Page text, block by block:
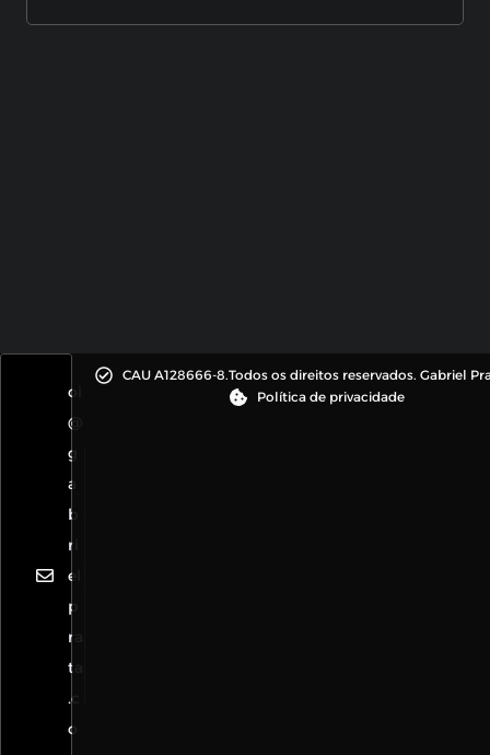
oi
@
g
a
b
ri
el
p
ra
ta
.c
o
CAU A128666-8.Todos os direitos reservados. Gabriel
Política de privacidade